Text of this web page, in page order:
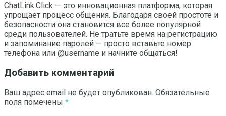
ChatLink.Click — это инновационная платформа, которая
упрощает процесс общения. Благодаря своей простоте и
безопасности она становится все более популярной
среди пользователей. Не тратьте время на регистрацию
и запоминание паролей — просто вставьте номер
телефона или @username и начните общаться!
Добавить комментарий
Ваш адрес email не будет опубликован. Обязательные
поля помечены *